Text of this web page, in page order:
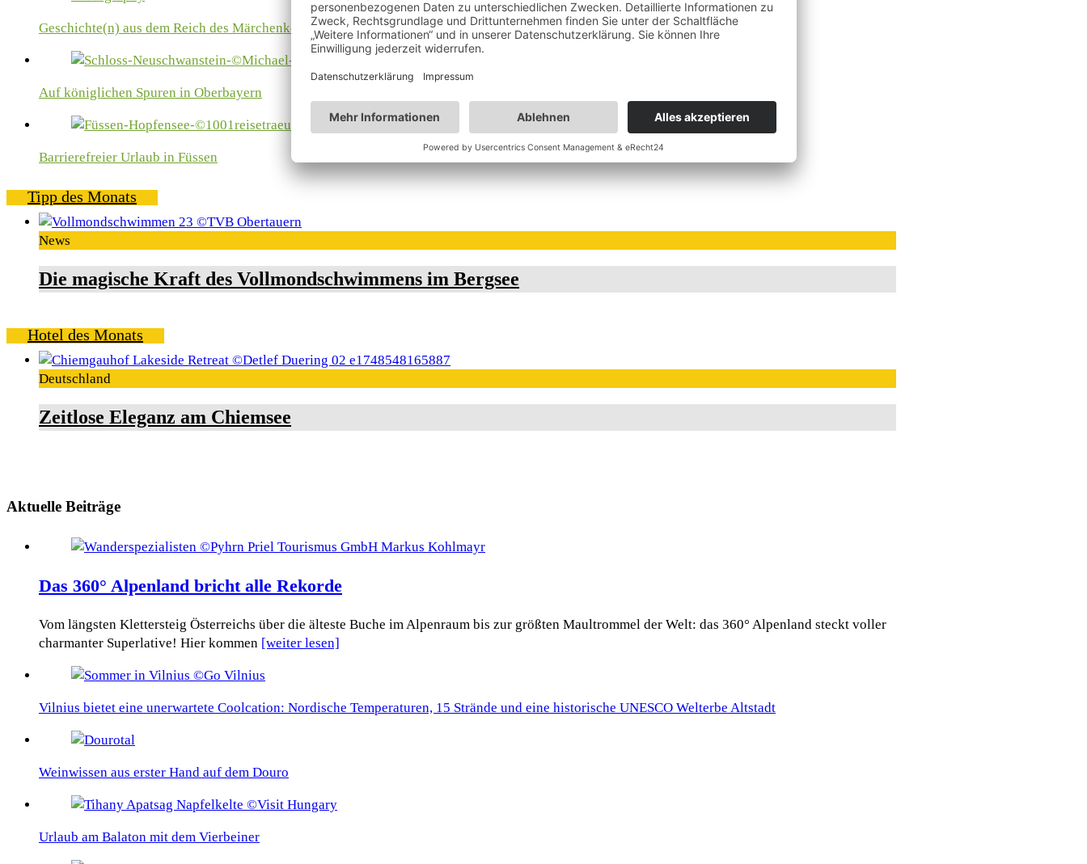
Geschichte(n) aus dem Reich des Märchenkönigs
Auf königlichen Spuren in Oberbayern
Barrierefreier Urlaub in Füssen
Tipp des Monats
News
Die magische Kraft des Vollmondschwimmens im Bergsee
Hotel des Monats
Deutschland
Zeitlose Eleganz am Chiemsee
Aktuelle Beiträge
Das 360° Alpenland bricht alle Rekorde
Vom längsten Klettersteig Österreichs über die älteste Buche im Alpenraum bis zur größten Maultrommel der Welt: das 360° Alpenland steckt voller
charmanter Superlative! Hier kommen [weiter lesen]
Vilnius bietet eine unerwartete Coolcation: Nordische Temperaturen, 15 Strände und eine historische UNESCO Welterbe Altstadt
Weinwissen aus erster Hand auf dem Douro
Urlaub am Balaton mit dem Vierbeiner